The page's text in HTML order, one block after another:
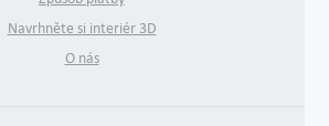
Navrhněte si interiér 3D
O nás